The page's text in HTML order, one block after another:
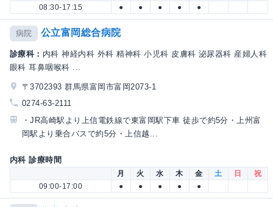
08:30-17:15
● ● ● ● ●
病院 公立富岡総合病院
診療科： 内科 神経内科 外科 精神科 小児科 皮膚科 泌尿器科 産婦人科
眼科 耳鼻咽喉科 ...
〒3702393 群馬県富岡市富岡2073-1
0274-63-2111
・JR高崎駅より上信電鉄線で東富岡駅下車 徒歩で約5分・上州富
岡駅より乗合バスで約5分・上信越...
内科 診療時間
月 火 水 木 金 土 日
祝
09:00-17:00
● ● ● ● ●